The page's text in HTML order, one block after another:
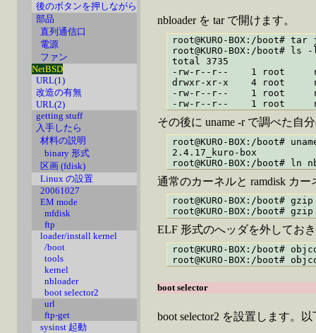
後のボタンを押しながら
部品
直列通信口
電源
ファン
NetBSD
URL(1)
改造の有無
URL(2)
getting stuff
入手したら
材料の説明
binary 形式
区画 (fdisk)
Linux の設置
20061027
EM mode
mfdisk
ftp
loader/install kernel
/boot
tools
kernel
nbloader
boot selector2
url
ftp-get
sysinst 起動
nbloader を tar で開けます。
root@KURO-BOX:/boot#
root@KURO-BOX:/boot# ls
total 3735
-rw-r--r--    1 root
drwxr-xr-x    4 root
-rw-r--r--    1 root     root
その後に uname -r で調べた自
root@KURO-BOX:/boot#
2.4.17_kuro-box
通常のカーネルと ramdisk カ
root@KURO-BOX:/boot#
ELF 形式のへッダを外してお
root@KURO-BOX:/boot#
boot selector
boot selector2 を設置します。